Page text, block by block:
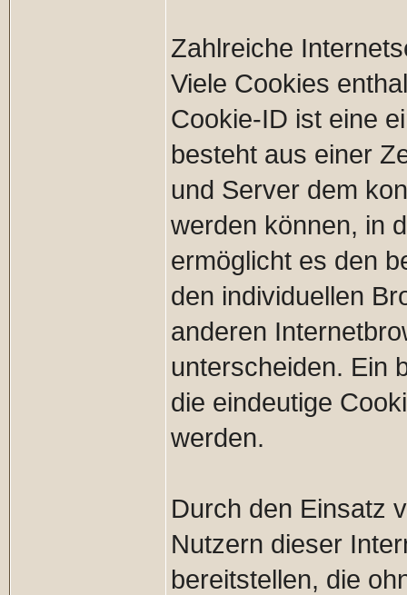
Zahlreiche
Viele Cookies
Cookie-ID ist eine
besteht aus einer
und Server dem
werden können, in
ermöglicht es den
den individuellen
anderen
unterscheiden. Ein
die eindeutige
werden.
Durch den Einsatz
Nutzern dieser
bereitstellen, die